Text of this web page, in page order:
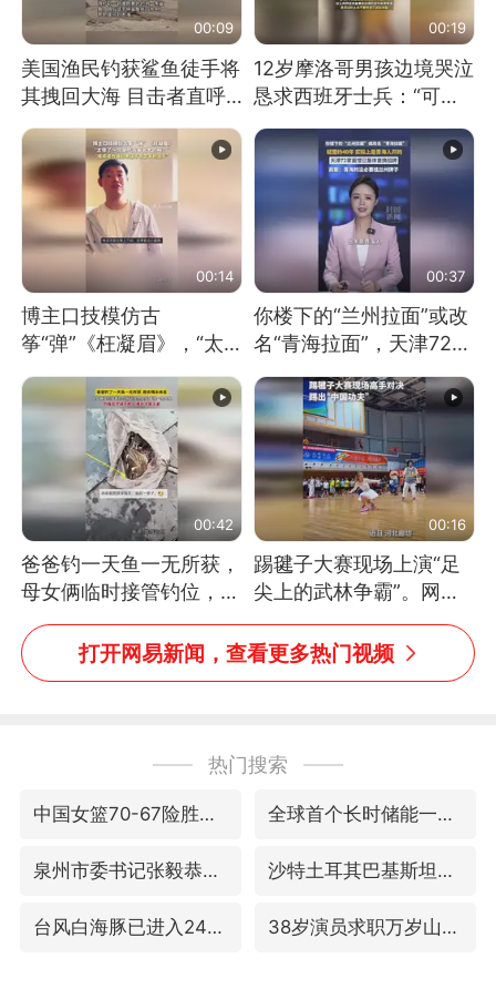
00:09
美国渔民钓获鲨鱼徒手将
其拽回大海 目击者直呼
震惊 （视频来源：参考
消息）
00:19
12岁摩洛哥男孩边境哭泣
恳求西班牙士兵：“可不
可以不要把我遣返回国”
00:14
博主口技模仿古
筝“弹”《枉凝眉》，“太
像了～你是吃古筝长大的
吗？”“或将成为首位考级
不带古筝的选手。”（来
源：新华每日电讯）
00:37
你楼下的“兰州拉面”或改
名“青海拉面”，天津72家
面馆已集体更换招牌
00:42
爸爸钓一天鱼一无所获，
母女俩临时接管钓位，用
玩具鱼竿钓上大鱼
00:16
踢毽子大赛现场上演“足
尖上的武林争霸”。网
友：这哪是踢毽子，分明
是武侠片现场！#睡个好
打开网易新闻，查看更多热门视频
热门搜索
中国女篮70-67险胜尼日利亚女篮 全球首个长时储能一体化产业园量产
泉州市委书记张毅恭被查 沙特土耳其巴基斯坦签署共同防务协议
台风白海豚已进入24小时警戒线 38岁演员求职万岁山NPC成功